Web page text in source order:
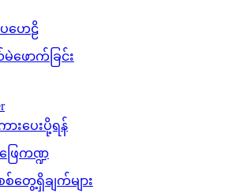
ဟေဠိ
ဖောက်ခြင်း
းပေးပို့ရန်
ြေကဏ္ဍ
တွေ့ရှိချက်များ